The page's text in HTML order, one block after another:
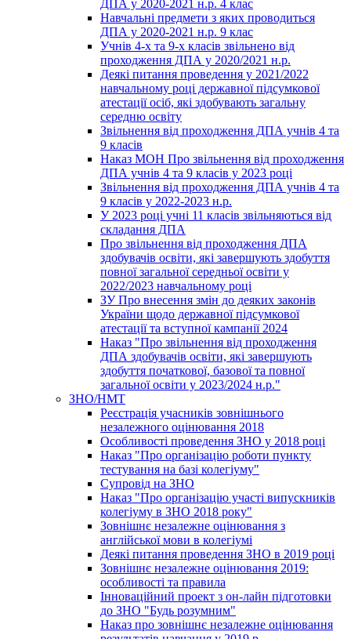
ДПА у 2020-2021 н.р. 4 клас
Навчальні предмети з яких проводиться
ДПА у 2020-2021 н.р. 9 клас
Учнів 4-х та 9-х класів звільнено від
проходження ДПА у 2020/2021 н.р.
Деякі питання проведення у 2021/2022
навчальному році державної підсумкової
атестації осіб, які здобувають загальну
середню освіту
Звільнення від проходження ДПА учнів 4 та
9 класів
Наказ МОН Про звільнення від проходження
ДПА учнів 4 та 9 класів у 2023 році
Звільнення від проходження ДПА учнів 4 та
9 класів у 2022-2023 н.р.
У 2023 році учні 11 класів звільняються від
складання ДПА
Про звільнення від проходження ДПА
здобувачів освіти, які завершують здобуття
повної загальної середньої освіти у
2022/2023 навчальному році
ЗУ Про внесення змін до деяких законів
України щодо державної підсумкової
атестації та вступної кампанії 2024
Наказ "Про звільнення від проходження
ДПА здобувачів освіти, які завершують
здобуття початкової, базової та повної
загальної освіти у 2023/2024 н.р."
ЗНО/НМТ
Реєстрація учасників зовнішнього
незалежного оцінювання 2018
Особливості проведення ЗНО у 2018 році
Наказ "Про організацію роботи пункту
тестування на базі колегіуму"
Супровід на ЗНО
Наказ "Про організацію участі випускників
колегіуму в ЗНО 2018 року"
Зовнішнє незалежне оцінювання з
англійської мови в колегіумі
Деякі питання проведення ЗНО в 2019 році
Зовнішнє незалежне оцінювання 2019:
особливості та правила
Інноваційний проект з он-лайн підготовки
до ЗНО "Будь розумним"
Наказ про зовнішнє незалежне оцінювання